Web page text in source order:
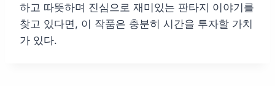
하고 따뜻하며 진심으로 재미있는 판타지 이야기를
찾고 있다면, 이 작품은 충분히 시간을 투자할 가치
가 있다.